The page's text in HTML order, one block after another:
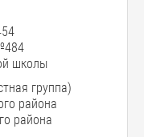
школы
группа)
района
района